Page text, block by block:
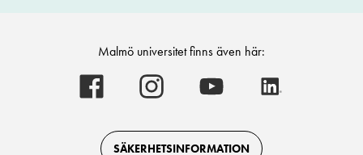
Malmö universitet finns även här:
Malmö
universitet
on
Facebook
Malmö
universitet
on
Instagram
Malmö
universitet
on
Youtube
SÄKERHETSINFORMATION